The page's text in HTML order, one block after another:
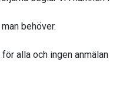
behöver.
alla och ingen anmälan